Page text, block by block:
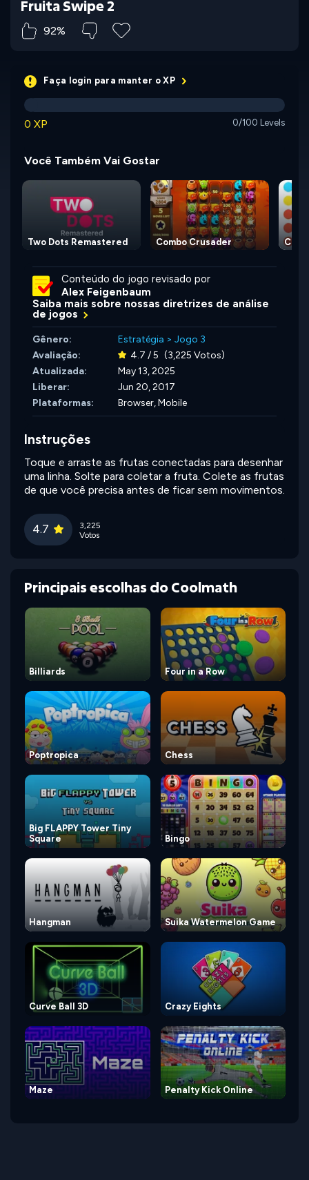
Fruita Swipe 2
92%
Faça login para manter o XP
0 XP 0/100 Levels
Você Também Vai Gostar
Two Dots Remastered Combo Crusader
Conteúdo do jogo revisado por
Alex Feigenbaum
Saiba mais sobre nossas diretrizes de análise
de jogos
Gênero: Estratégia > Jogo 3
Avaliação:
4.7 / 5 (3,225 Votos)
Atualizada:
May 13, 2025
Liberar:
Jun 20, 2017
Plataformas:
Browser, Mobile
Instruções
Toque e arraste as frutas conectadas para desenhar
uma linha. Solte para coletar a fruta. Colete as frutas
de que você precisa antes de ficar sem movimentos.
4.7
3,225
Votos
Principais escolhas do Coolmath
Billiards Four in a Row
Poptropica Chess
Big FLAPPY Tower Tiny
Square
Bingo
Hangman Suika Watermelon Game
Curve Ball 3D Crazy Eights
Maze Penalty Kick Online